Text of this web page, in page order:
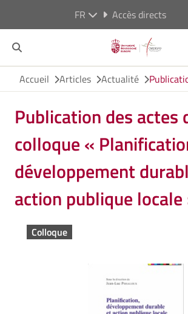
FR Accès directs
Accueil Articles Actualité
Publication des actes
colloque «
développement
action publique locale
Colloque